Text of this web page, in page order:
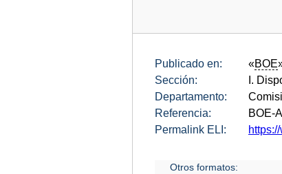
Publicado en: «BOE
Sección:
I.
Departamento:
Referencia:
BOE-
Permalink ELI:
Otros formatos: